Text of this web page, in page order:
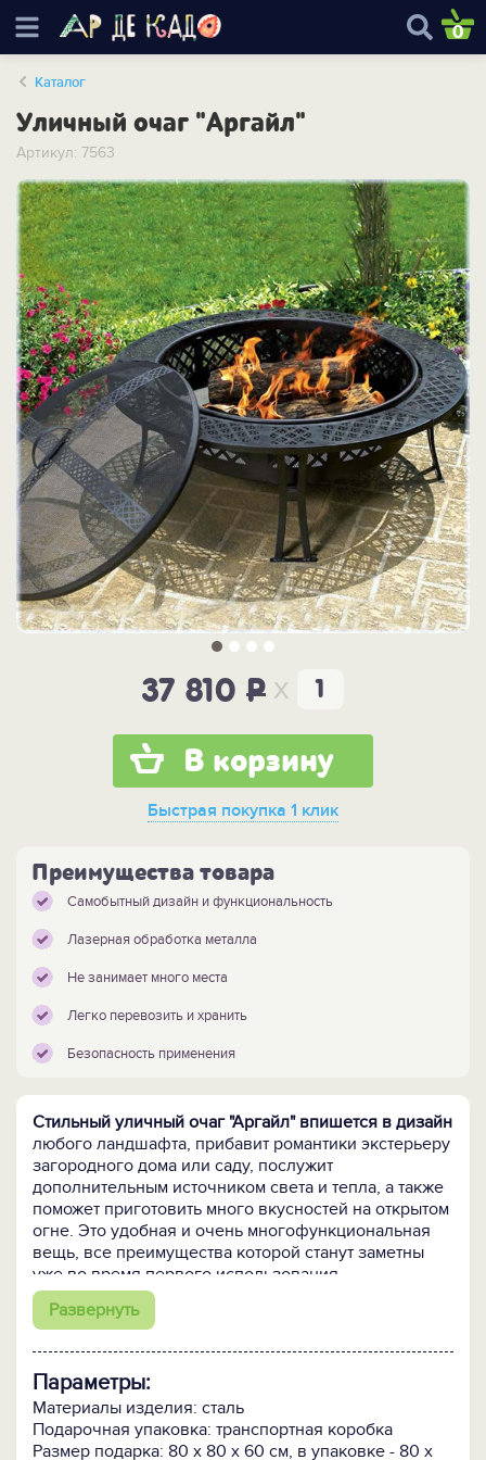
0
Каталог
Уличный очаг "Аргайл"
Артикул: 7563
37 810 P x
В корзину
Быстрая покупка 1 клик
Преимущества товара
Самобытный дизайн и функциональность
Лазерная обработка металла
Не занимает много места
Легко перевозить и хранить
Безопасность применения
Стильный уличный очаг "Аргайл" впишется в дизайн
любого ландшафта, прибавит романтики экстерьеру
загородного дома или саду, послужит
дополнительным источником света и тепла, а также
поможет приготовить много вкусностей на открытом
огне. Это удобная и очень многофункциональная
вещь, все преимущества которой станут заметны
уже во время первого использования.
Камин является разборно-сборным.
мероприятий open air, рыбалки и охоты. Вес
конструкции составляет всего 18 кг, так что ее
можно без особых проблем перевозить в
багажнике.
Развернуть
Параметры:
Материалы изделия: сталь
Подарочная упаковка: транспортная коробка
Размер подарка: 80 х 80 х 60 см, в упаковке - 80 х